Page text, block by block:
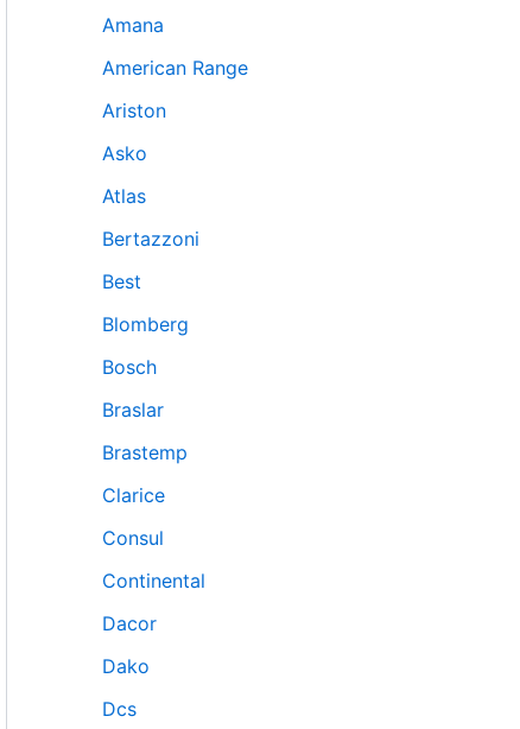
Amana
American Range
Ariston
Asko
Atlas
Bertazzoni
Best
Blomberg
Bosch
Braslar
Brastemp
Clarice
Consul
Continental
Dacor
Dako
Dcs